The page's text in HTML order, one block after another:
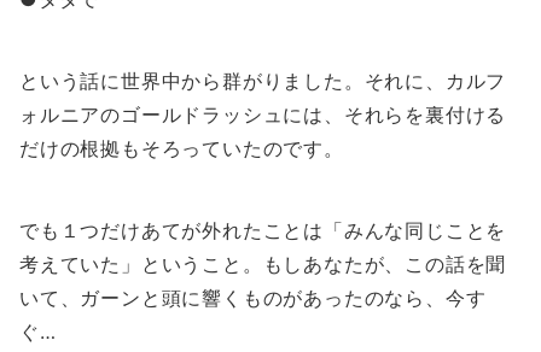
という話に世界中から群がりました。それに、カルフ
ォルニアのゴールドラッシュには、それらを裏付ける
だけの根拠もそろっていたのです。
でも１つだけあてが外れたことは「みんな同じことを
考えていた」ということ。もしあなたが、この話を聞
いて、ガーンと頭に響くものがあったのなら、今す
ぐ…